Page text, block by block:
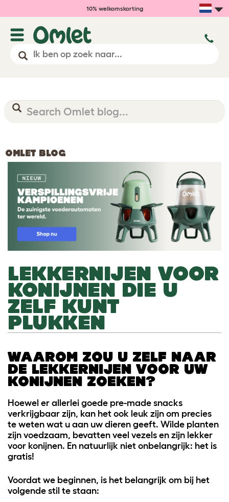
10% welkomskorting
OMLET BLOG
LEKKERNIJEN VOOR
KONIJNEN DIE U
ZELF KUNT
PLUKKEN
WAAROM ZOU U ZELF NAAR
DE LEKKERNIJEN VOOR UW
KONIJNEN ZOEKEN?
Hoewel er allerlei goede pre-made snacks
verkrijgbaar zijn, kan het ook leuk zijn om precies
te weten wat u aan uw dieren geeft. Wilde planten
zijn voedzaam, bevatten veel vezels en zijn lekker
voor konijnen. En natuurlijk niet onbelangrijk: het is
gratis!
Voordat we beginnen, is het belangrijk om bij het
volgende stil te staan: